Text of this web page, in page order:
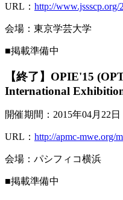
URL： http://www.jssscp.org/
会場：東京学芸大学
■掲載準備中
【終了】OPIE'15
International
開催期間：2015年04月22
URL： http://apmc-mwe.org/
会場：パシフィコ横浜
■掲載準備中